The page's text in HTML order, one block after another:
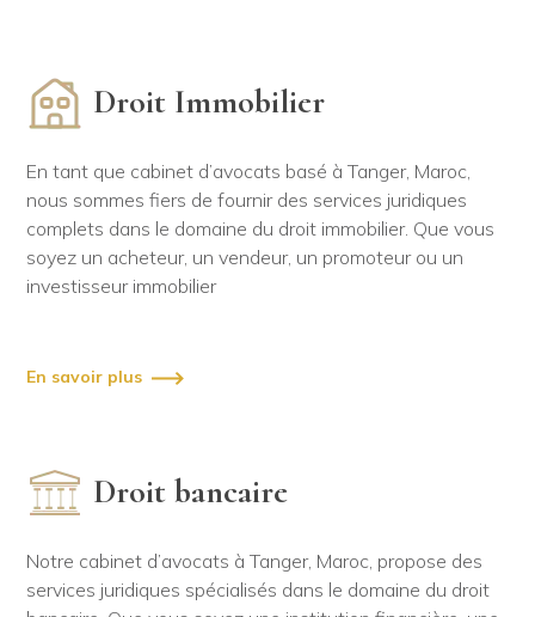
Droit Immobilier
En tant que cabinet d’avocats basé à Tanger, Maroc,
nous sommes fiers de fournir des services juridiques
complets dans le domaine du droit immobilier. Que vous
soyez un acheteur, un vendeur, un promoteur ou un
investisseur immobilier
En savoir plus
Droit bancaire
Notre cabinet d’avocats à Tanger, Maroc, propose des
services juridiques spécialisés dans le domaine du droit